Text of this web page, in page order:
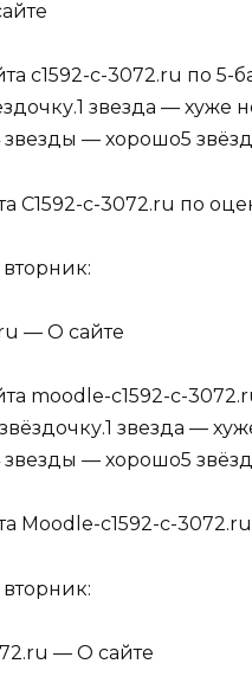
c1592-c-3072.ru по 5-
звезда —
звезды — хорошо5
C1592-c-3072.ru по
— О сайте
moodle-c1592-c-
звезда —
звезды — хорошо5
Moodle-c1592-c-
— О сайте